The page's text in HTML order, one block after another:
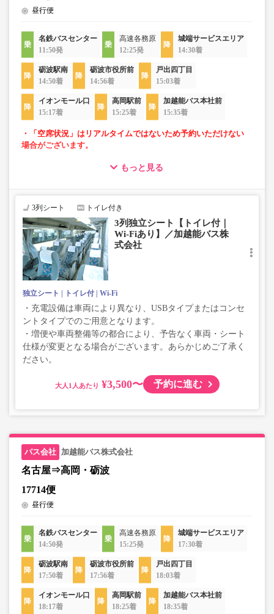
昼行便
名鉄バスセンター
11:50発
高速各務原
12:25発
城端サービスエリア
14:30着
砺波駅南
14:50着
砺波市役所前
14:56着
戸出四丁目
15:03着
イオンモール口
15:17着
高岡駅前
15:25着
加越能バス本社前
15:35着
・「空席状況」はリアルタイムではないため予約いただけない
場合がございます。
・ゆったり過ごせる3列独立シート車両での運行
・移動時間を快適に過ごせるWi-Fi付
もっと見る
3列シート トイレ付き
3列独立シート【トイレ付｜
Wi-Fiあり】／加越能バス株
式会社
独立シート トイレ付 Wi-Fi
・充電設備は車両により異なり、USBタイプまたはコンセ
ントタイプでのご用意となります。
・増便や車両整備等の都合により、予告なく車両・シート
仕様が変更となる場合がございます。あらかじめご了承く
ださい。
大人 ¥3,500〜 予約に進む
加越能バス株式会社
名古屋⇒高岡・砺波
17714便
昼行便
名鉄バスセンター
14:50発
高速各務原
15:25発
城端サービスエリア
17:30着
砺波駅南
17:50着
砺波市役所前
17:56着
戸出四丁目
18:03着
イオンモール口
18:17着
高岡駅前
18:25着
加越能バス本社前
18:35着